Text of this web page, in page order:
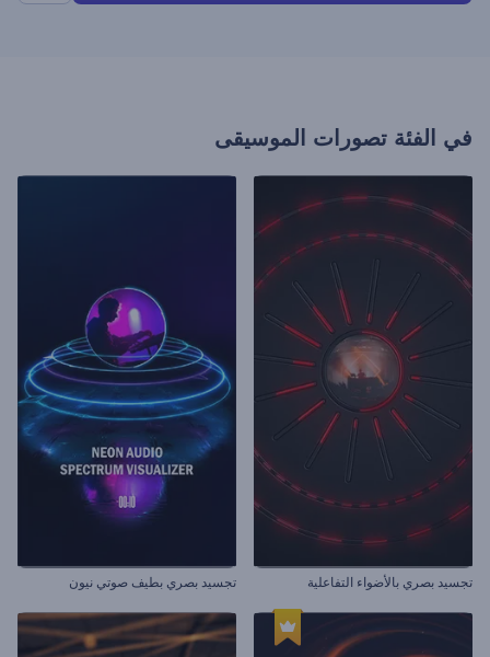
في الفئة تصورات الموسيقى
تجسيد بصري بالأضواء التفاعلية تجسيد بصري بطيف صوتي نيون